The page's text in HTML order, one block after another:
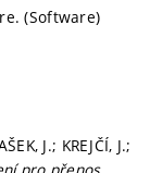
(Software)
J.; KREJČÍ, J.;